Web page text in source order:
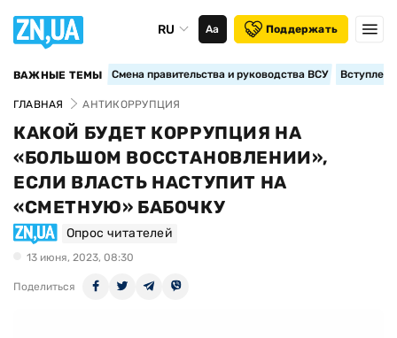
RU Аа Поддержать
ВАЖНЫЕ ТЕМЫ Смена правительства и руководства ВСУ
ГЛАВНАЯ АНТИКОРРУПЦИЯ
КАКОЙ БУДЕТ КОРРУПЦИЯ НА
«БОЛЬШОМ ВОССТАНОВЛЕНИИ»,
ЕСЛИ ВЛАСТЬ НАСТУПИТ НА
«СМЕТНУЮ» БАБОЧКУ
Опрос читателей
13 июня, 2023, 08:30
Поделиться